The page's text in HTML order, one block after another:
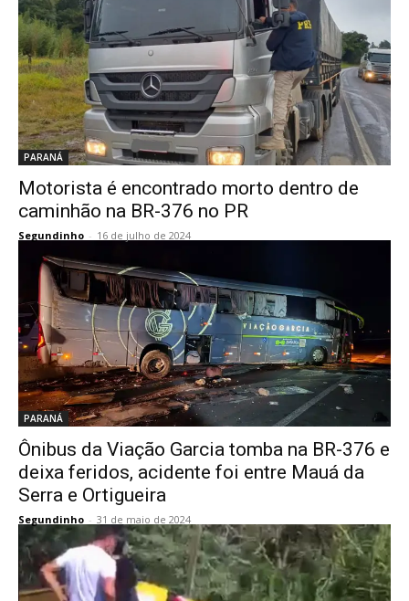
PARANÁ
Motorista é encontrado morto dentro de
caminhão na BR-376 no PR
Segundinho - 16 de julho de 2024
PARANÁ
Ônibus da Viação Garcia tomba na BR-376 e
deixa feridos, acidente foi entre Mauá da
Serra e Ortigueira
Segundinho - 31 de maio de 2024